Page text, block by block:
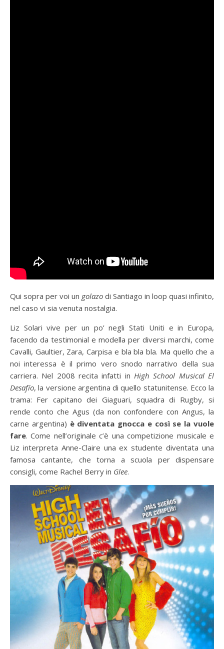
Qui sopra per voi un golazo di Santiago in loop quasi infinito,
nel caso vi sia venuta nostalgia.
Liz Solari vive per un po’ negli Stati Uniti e in Europa,
facendo da testimonial e modella per diversi marchi, come
Cavalli, Gaultier, Zara, Carpisa e bla bla bla. Ma quello che a
noi interessa è il primo vero snodo narrativo della sua
carriera. Nel 2008 recita infatti in High School Musical El
Desafío, la versione argentina di quello statunitense. Ecco la
trama: Fer capitano dei Giaguari, squadra di Rugby, si
rende conto che Agus (da non confondere con Angus, la
carne argentina) è diventata gnocca e così se la vuole
fare. Come nell’originale c’è una competizione musicale e
Liz interpreta Anne-Claire una ex studente diventata una
famosa cantante, che torna a scuola per dispensare
consigli, come Rachel Berry in Glee.